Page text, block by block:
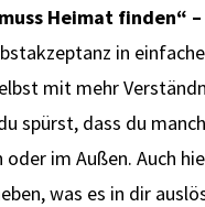
Heimat finden“
in
mit mehr
spürst, dass du
im Außen. Auch
was es in dir